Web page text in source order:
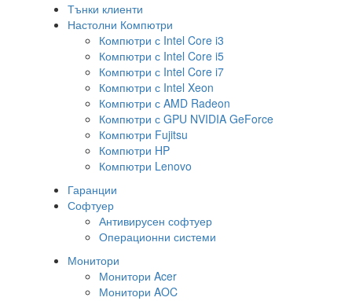
Тънки клиенти
Настолни Компютри
Компютри с Intel Core i3
Компютри с Intel Core i5
Компютри с Intel Core i7
Компютри с Intel Xeon
Компютри с AMD Radeon
Компютри с GPU NVIDIA GeForce
Компютри Fujitsu
Компютри HP
Компютри Lenovo
Гаранции
Софтуер
Антивирусен софтуер
Операционни системи
Монитори
Монитори Acer
Монитори AOC